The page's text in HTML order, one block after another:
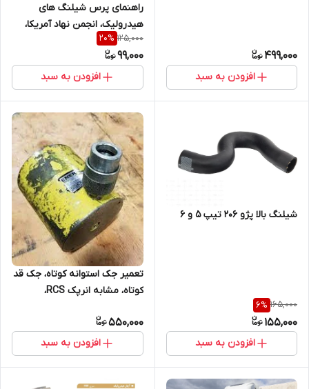
499,000
افزودن به سبد
راهنمای پرس شیلنگ های
هیدرولیک، انجمن نهاد آمریکا،
نسخه دیجیتال
125,000
20%
99,000
افزودن به سبد
شیلنگ بالا پژو 206 تیپ 5 و 6
165,000
6%
155,000
افزودن به سبد
تعمیر جک استوانه کوتاه، جک قد
کوتاه، مشابه انرپک RCS،
550,000
افزودن به سبد